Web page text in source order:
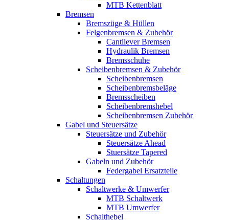
MTB Kettenblatt
Bremsen
Bremszüge & Hüllen
Felgenbremsen & Zubehör
Cantilever Bremsen
Hydraulik Bremsen
Bremsschuhe
Scheibenbremsen & Zubehör
Scheibenbremsen
Scheibenbremsbeläge
Bremsscheiben
Scheibenbremshebel
Scheibenbremsen Zubehör
Gabel und Steuersätze
Steuersätze und Zubehör
Steuersätze Ahead
Stuersätze Tapered
Gabeln und Zubehör
Federgabel Ersatzteile
Schaltungen
Schaltwerke & Umwerfer
MTB Schaltwerk
MTB Umwerfer
Schalthebel